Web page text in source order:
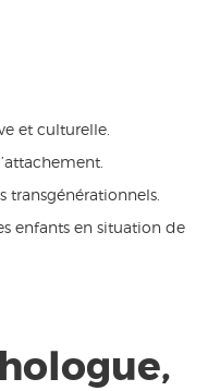
et culturelle.
transgénérationnels.
enfants en situation de